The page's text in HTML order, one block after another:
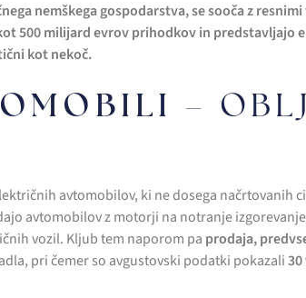
nemškega gospodarstva, se sooča z
500 milijard evrov prihodkov in predstavljajo
kot nekoč.
–
avtomobilov, ki ne dosega načrtovanih
avtomobilov z motorji na notranje
vozil. Kljub tem naporom pa prodaja,
pri čemer so avgustovski podatki pokazali